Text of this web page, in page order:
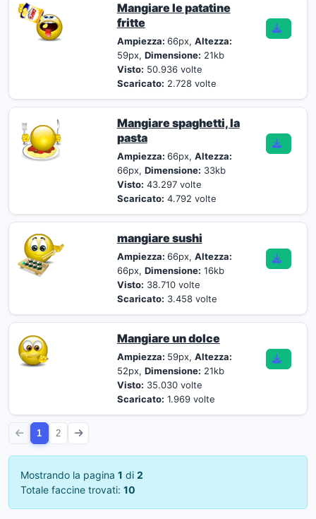
Mangiare le patatine
fritte
Ampiezza: 66px, Altezza:
59px, Dimensione: 21kb
Visto: 50.936 volte
Scaricato: 2.728 volte
Mangiare spaghetti, la
pasta
Ampiezza: 66px, Altezza:
66px, Dimensione: 33kb
Visto: 43.297 volte
Scaricato: 4.792 volte
mangiare sushi
Ampiezza: 66px, Altezza:
66px, Dimensione: 16kb
Visto: 38.710 volte
Scaricato: 3.458 volte
Mangiare un dolce
Ampiezza: 59px, Altezza:
52px, Dimensione: 21kb
Visto: 35.030 volte
Scaricato: 1.969 volte
1 2
Mostrando la pagina 1 di 2
Totale faccine trovati: 10